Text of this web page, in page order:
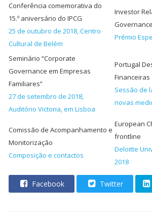
Conferência comemorativa do
15.º aniversário do IPCG
25 de outubro de 2018, Centro
Cultural de Belém
Investor
Prémio
Seminário “Corporate
Governance em Empresas
Familiares”
27 de setembro de 2018,
Auditório Victoria, em Lisboa
Portugal
Financeiras
Sessão de
novas
Comissão de Acompanhamento e
Monitorização
Composição e contactos
European
frontline
Deloitte
2018
Facebook Twitter